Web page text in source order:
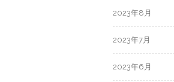
2023年8月
2023年7月
2023年6月